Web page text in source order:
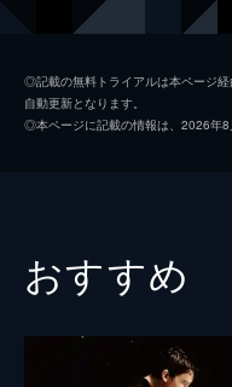
ミア
◎記載の無料トライアルは本ページ
自動更新となります。
◎本ページに記載の情報は、2026年8
おすすめ